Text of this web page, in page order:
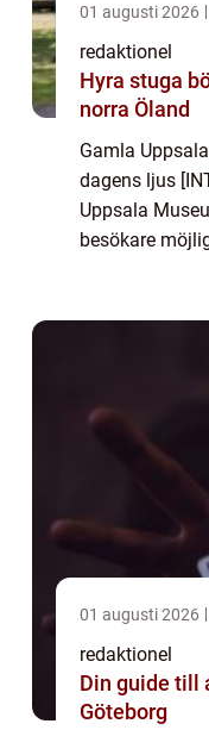
01 augusti 2026
redaktionel
Hyra stuga böda hav, sand och
norra Öland
Gamla
dagens ljus
Uppsala
besökare
01 augusti 2026
redaktionel
Din guide till
Göteborg